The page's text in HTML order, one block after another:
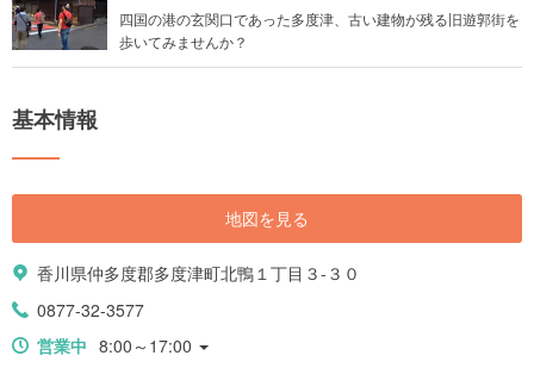
四国の港の玄関口であった多度津、古い建物が残る旧遊郭街を
歩いてみませんか？
基本情報
地図を見る
香川県仲多度郡多度津町北鴨１丁目３-３０
0877-32-3577
営業中 8:00～17:00